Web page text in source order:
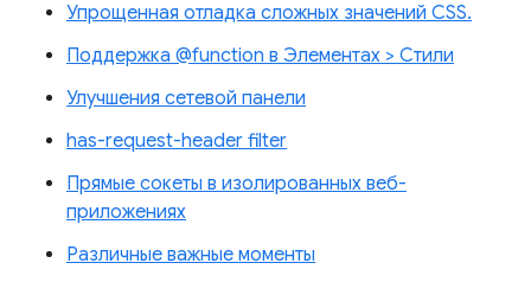
Упрощенная отладка сложных значений CSS.
Поддержка @function в Элементах > Стили
Улучшения сетевой панели
has-request-header filter
Прямые сокеты в изолированных веб-
приложениях
Различные важные моменты